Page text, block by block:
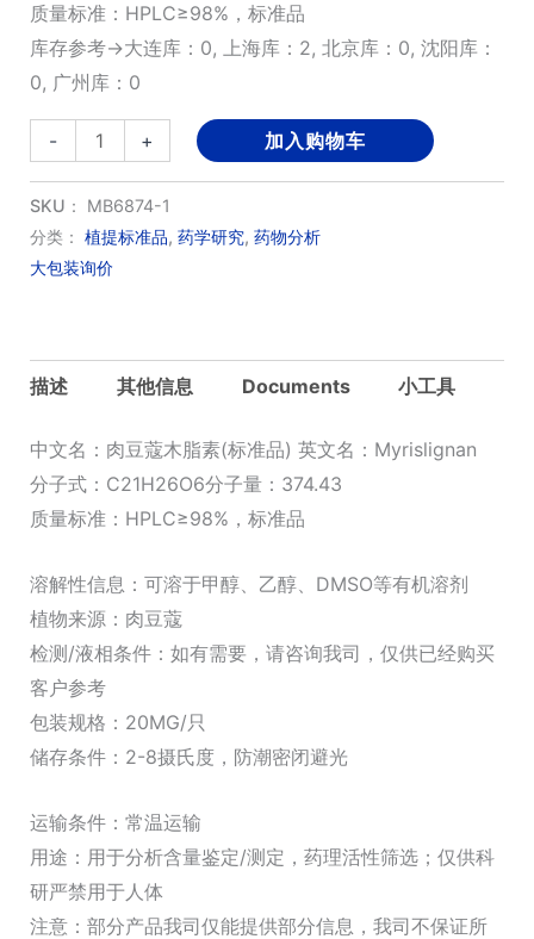
质量标准：HPLC≥98%，标准品
库存参考→大连库：0, 上海库：2, 北京库：0, 沈阳库：
0, 广州库：0
-
豆
蔻
木
脂
准
数
量
+ 加入购物车
SKU： MB6874-1
分类： 植提标准品, 药学研究, 药物分析
大包装询价
描述 其他信息 Documents 小工具
中文名：肉豆蔻木脂素(标准品) 英文名：Myrislignan
分子式：C21H26O6分子量：374.43
质量标准：HPLC≥98%，标准品
溶解性信息：可溶于甲醇、乙醇、DMSO等有机溶剂
植物来源：肉豆蔻
检测/液相条件：如有需要，请咨询我司，仅供已经购买
客户参考
包装规格：20MG/只
储存条件：2-8摄氏度，防潮密闭避光
运输条件：常温运输
用途：用于分析含量鉴定/测定，药理活性筛选；仅供科
研严禁用于人体
注意：部分产品我司仅能提供部分信息，我司不保证所